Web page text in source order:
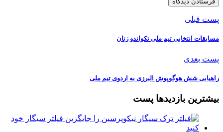
پست قبلی
مسابقات انتخابی تیم ملی تکواندو زنان
پست بعدی
راهیابی شش هوگوپوش البرزی به اردوی تیم ملی
بیشترین بازدیدها پست